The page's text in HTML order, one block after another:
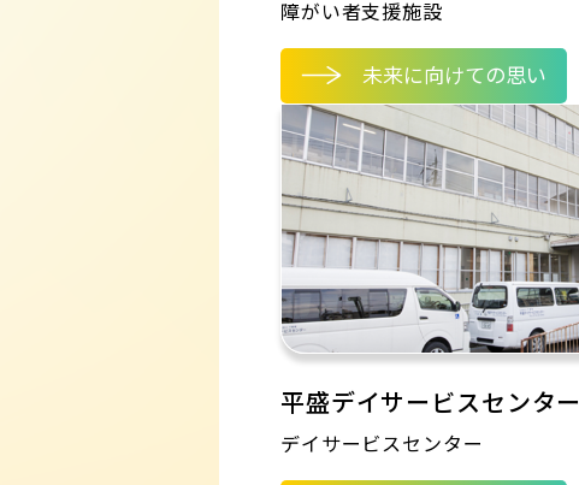
障がい者支援施設
未来に向けての思い
平盛デイサービスセンター
デイサービスセンター